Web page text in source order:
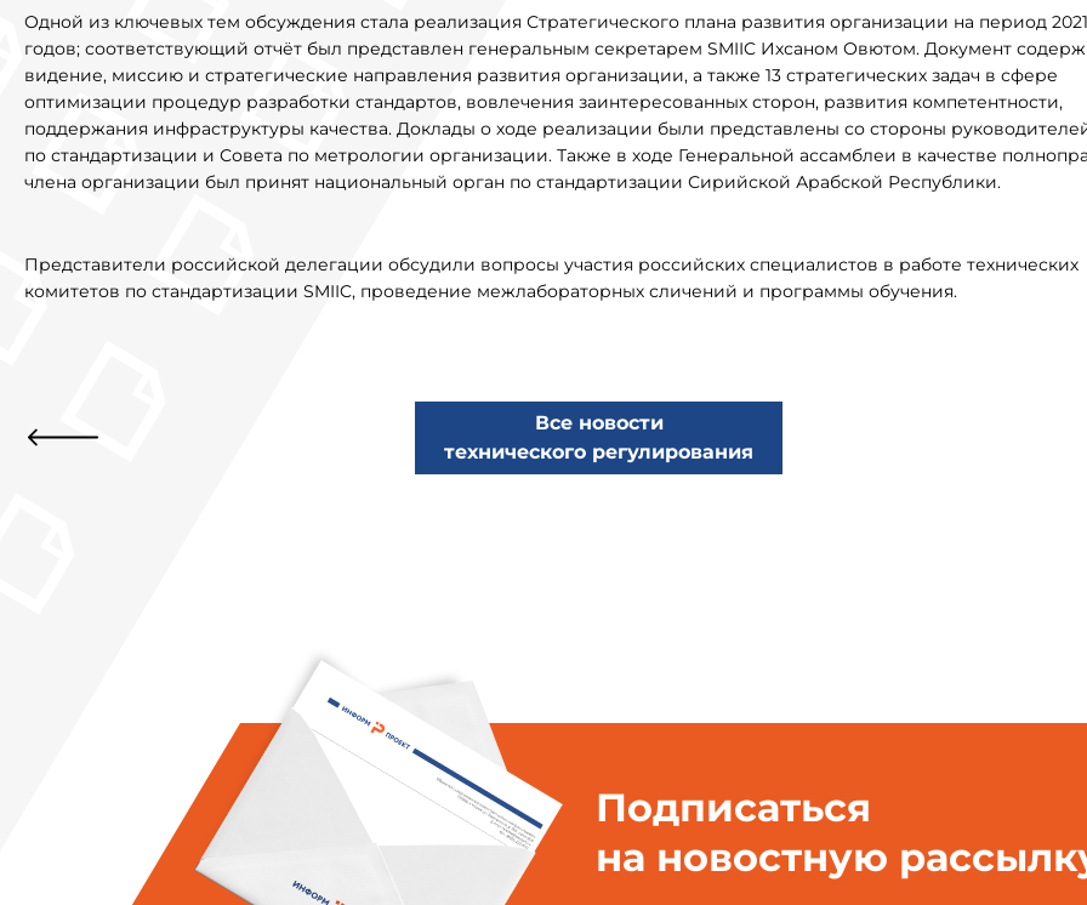
Одной из ключевых тем обсуждения стала реализация Стратегического плана развития организации на период
годов; соответствующий отчёт был представлен генеральным секретарем SMIIC Ихсаном Овютом. Документ
видение, миссию и стратегические направления развития организации, а также 13 стратегических задач в сфере
оптимизации процедур разработки стандартов, вовлечения заинтересованных сторон, развития компетентности,
поддержания инфраструктуры качества. Доклады о ходе реализации были представлены со стороны
по стандартизации и Совета по метрологии организации. Также в ходе Генеральной ассамблеи в качестве
члена организации был принят национальный орган по стандартизации Сирийской Арабской Республики.
Представители российской делегации обсудили вопросы участия российских специалистов в работе технических
комитетов по стандартизации SMIIC, проведение межлабораторных сличений и программы обучения.
Все новости
технического регулирования
Подписаться
на новостную